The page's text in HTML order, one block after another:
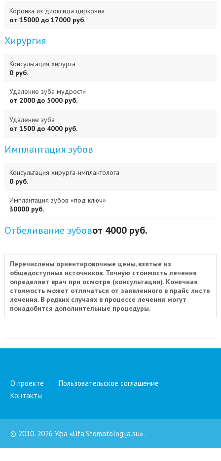
Коронка из диоксида циркония
от 15000 до 17000 руб.
Хирургия
Консультация хирурга
0 руб.
Удаление зуба мудрости
от 2000 до 5000 руб.
Удаление зуба
от 1500 до 4000 руб.
Имплантация зубов
Консультация хирурга-имплантолога
0 руб.
Имплантация зубов «под ключ»
30000 руб.
Отбеливание зубовот 4000 руб.
Перечислены ориентировочные цены, взятые из
общедоступных источников. Точную стоимость лечения
определяет врач при осмотре (консультации). Конечная
стоимость может отличаться от заявленного в прайс листе
лечения. В редких случаях в процессе лечения могут
понадобится дополнительные процедуры.
О проекте
Пользовательское соглашение
Контакты
© 2010-2026 Уфа «Ufa.Stomatologija.su» .